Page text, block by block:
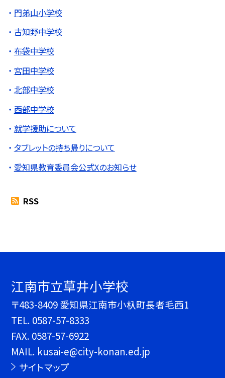
門弟山小学校
古知野中学校
布袋中学校
宮田中学校
北部中学校
西部中学校
就学援助について
タブレットの持ち帰りについて
愛知県教育委員会公式Xのお知らせ
RSS
江南市立草井小学校
〒483-8409 愛知県江南市小杁町長者毛西1
TEL. 0587-57-8333
FAX. 0587-57-6922
MAIL. kusai-e@city-konan.ed.jp
サイトマップ